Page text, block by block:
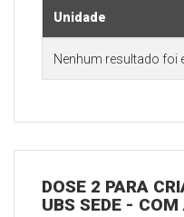
Unidade
Nenhum resultado foi
DOSE 2 PARA
UBS SEDE -